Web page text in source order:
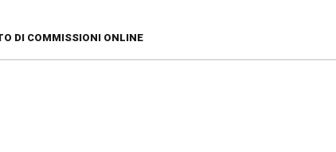
DI COMMISSIONI ONLINE